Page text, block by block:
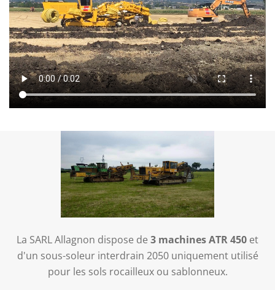
La SARL Allagnon dispose de 3 machines ATR 450 et
d'un sous-soleur interdrain 2050 uniquement utilisé
pour les sols rocailleux ou sablonneux.